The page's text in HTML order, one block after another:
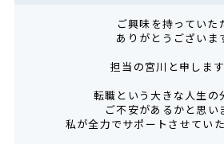
ご興味を持っていた
ありがとうございま
担当の宮川と申します
転職という大きな人生の
ご不安があるかと思い
私が全力でサポートさせてい